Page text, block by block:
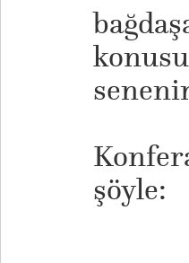
şöyle: